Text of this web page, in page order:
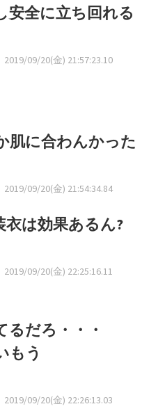
安全に立ち回れる
2019/09/20(金) 21:57:23.10
肌に合わんかった
2019/09/20(金) 21:54:34.84
衣は効果あるん?
2019/09/20(金) 22:25:16.11
るだろ・・・
もう
2019/09/20(金) 22:26:13.03